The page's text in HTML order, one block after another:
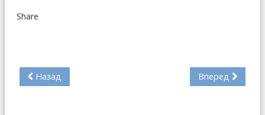
Share
Назад Вперед